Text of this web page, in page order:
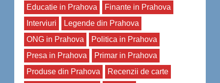
Educatie in Prahova
Finante in Prahova
Interviuri
Legende din Prahova
ONG in Prahova
Politica in Prahova
Presa in Prahova
Primar in Prahova
Produse din Prahova
Recenzii de carte